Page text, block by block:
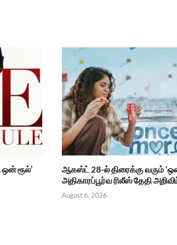
ரூல்’
ஆகஸ்ட் 28-ல் திரைக்கு வரும்
அதிகாரப்பூர்வ ரிலீஸ் தேதி
August 6, 2026